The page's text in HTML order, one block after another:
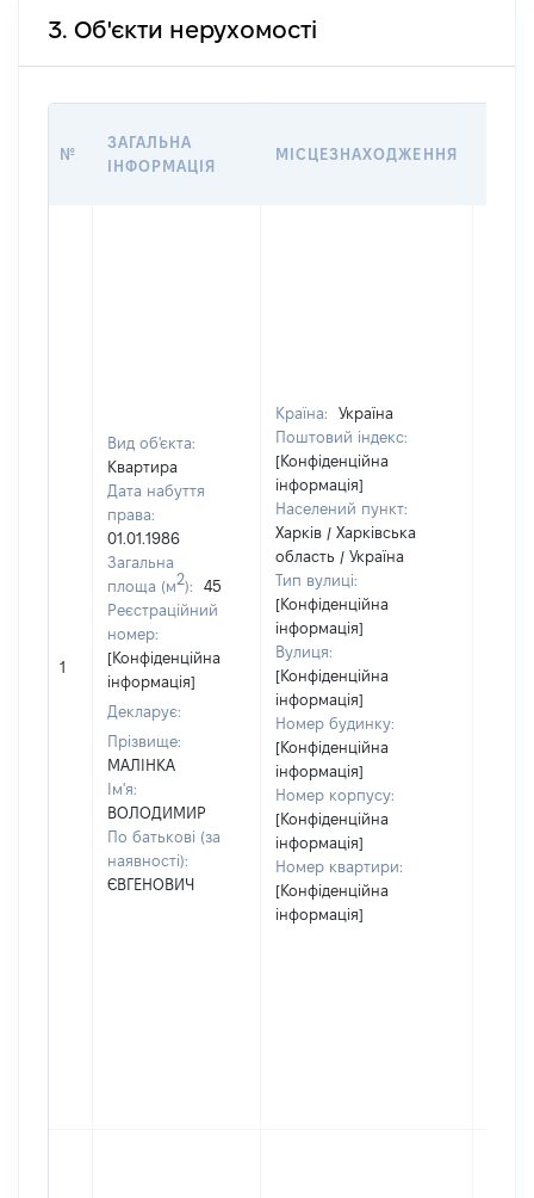
3. Об'єкти нерухомості
№
ЗАГАЛЬНА
ІНФОРМАЦІЯ
МІСЦЕЗНАХОДЖЕННЯ
1
Вид об'єкта:
Квартира
Дата набуття
права:
01.01.1986
Загальна
площа (м2):
45
Реєстраційний
номер:
[Конфіденційна
інформація]
Декларує:
Прізвище:
МАЛІНКА
Ім'я:
ВОЛОДИМИР
По батькові (за
наявності):
ЄВГЕНОВИЧ
Країна:
Україна
Поштовий індекс:
[Конфіденційна
інформація]
Населений пункт:
Харків / Харківська
область / Україна
Тип вулиці:
[Конфіденційна
інформація]
Вулиця:
[Конфіденційна
інформація]
Номер будинку:
[Конфіденційна
інформація]
Номер корпусу:
[Конфіденційна
інформація]
Номер квартири:
[Конфіденційна
інформація]